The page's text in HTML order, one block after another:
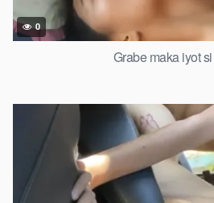
0
Grabe maka iyot